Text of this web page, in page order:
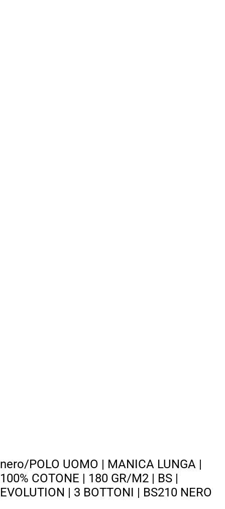
nero/POLO UOMO | MANICA LUNGA |
100% COTONE | 180 GR/M2 | BS |
EVOLUTION | 3 BOTTONI | BS210 NERO